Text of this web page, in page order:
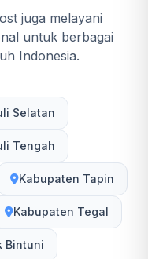
juga melayani
untuk berbagai
Indonesia.
Selatan
Tengah
Kabupaten Tapin
Kabupaten Tegal
Bintuni